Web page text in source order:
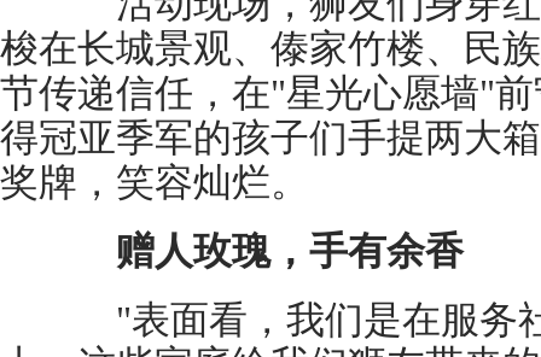
梭在长城景观、傣家竹楼、民
节传递信任，在"星光心愿墙"
得冠亚季军的孩子们手提两大
奖牌，笑容灿烂。
赠人玫瑰，手有余香
"表面看，我们是在服务